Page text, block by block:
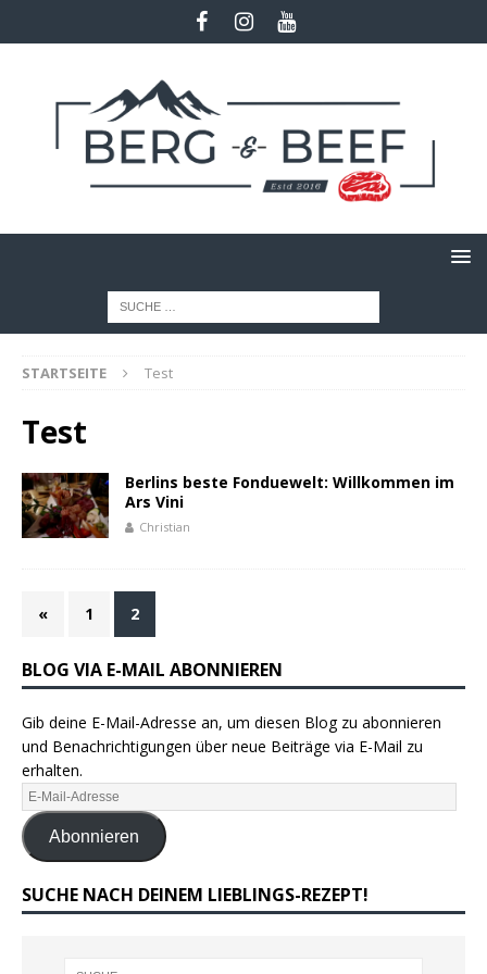
STARTSEITE Test
Test
Berlins beste Fonduewelt: Willkommen im
Ars Vini
Christian
« 1 2
BLOG VIA E-MAIL ABONNIEREN
Gib deine E-Mail-Adresse an, um diesen Blog zu abonnieren
und Benachrichtigungen über neue Beiträge via E-Mail zu
erhalten.
Abonnieren
SUCHE NACH DEINEM LIEBLINGS-REZEPT!